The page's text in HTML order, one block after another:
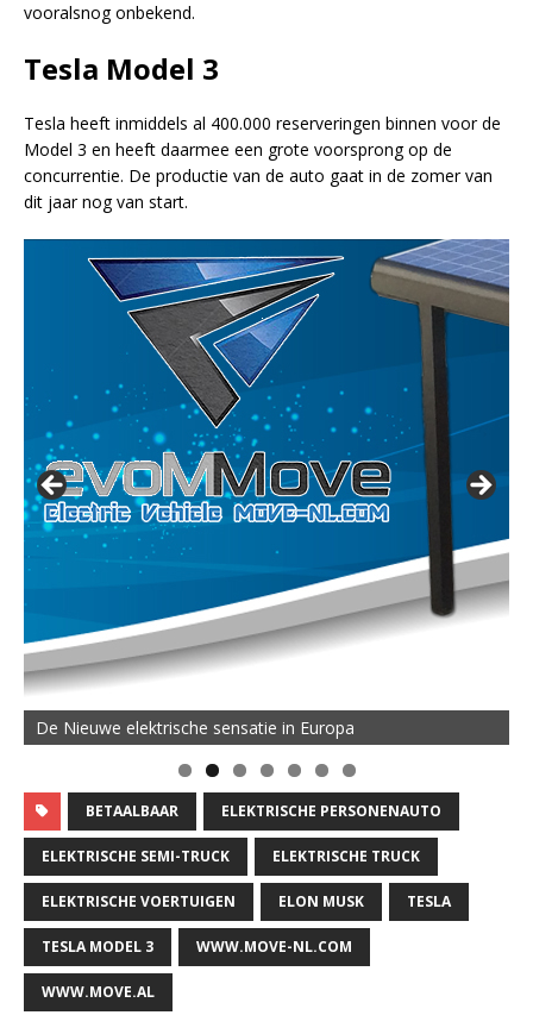
vooralsnog onbekend.
Tesla Model 3
Tesla heeft inmiddels al 400.000 reserveringen binnen voor de
Model 3 en heeft daarmee een grote voorsprong op de
concurrentie. De productie van de auto gaat in de zomer van
dit jaar nog van start.
De Nieuwe elektrische sensatie in Europa
BETAALBAAR ELEKTRISCHE PERSONENAUTO
ELEKTRISCHE SEMI-TRUCK ELEKTRISCHE TRUCK
ELEKTRISCHE VOERTUIGEN ELON MUSK TESLA
TESLA MODEL 3 WWW.MOVE-NL.COM
WWW.MOVE.AL